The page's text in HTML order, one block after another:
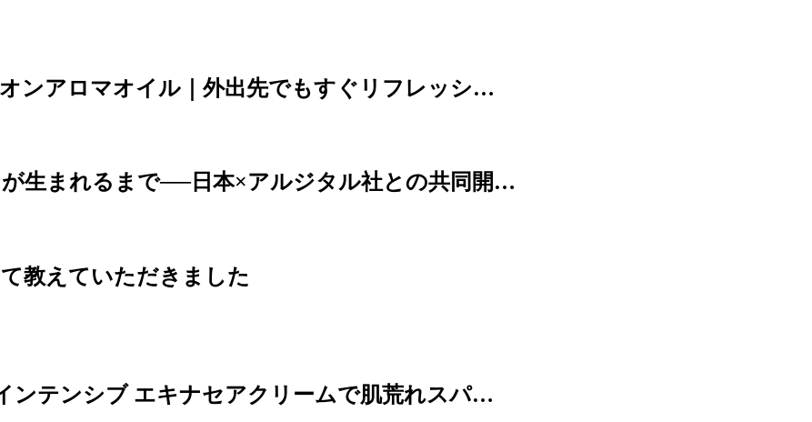
ンアロマオイル｜外出先でもすぐリフレッシ…
生まれるまで──日本×アルジタル社との共同開…
教えていただきました
ンテンシブ エキナセアクリームで肌荒れスパ…